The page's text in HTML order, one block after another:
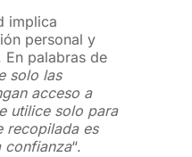
implica
personal y
En palabras de
solo las
acceso a
utilice solo para
recopilada es
confianza“.